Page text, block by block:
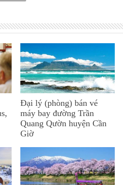
Đại lý (phòng) bán vé
máy bay đường Trần
Quang Qườn huyện Cần
Giờ